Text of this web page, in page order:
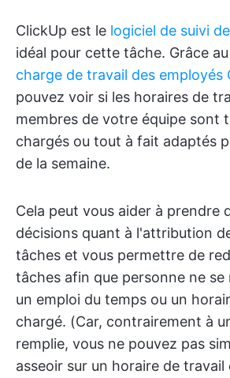
ClickUp est le logiciel de suivi
idéal pour cette tâche. Grâce au
charge de travail des employés
pouvez voir si les horaires de
membres de votre équipe sont
chargés ou tout à fait adaptés
de la semaine.
Cela peut vous aider à prendre
décisions quant à l'attribution
tâches et vous permettre de
tâches afin que personne ne se
un emploi du temps ou un
chargé. (Car, contrairement à
remplie, vous ne pouvez pas
asseoir sur un horaire de